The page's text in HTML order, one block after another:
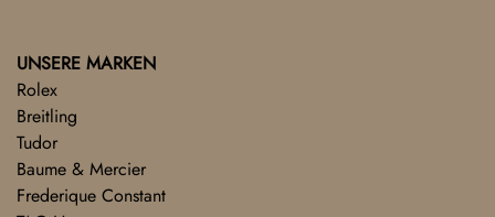
UNSERE MARKEN
Rolex
Breitling
Tudor
Baume & Mercier
Frederique Constant